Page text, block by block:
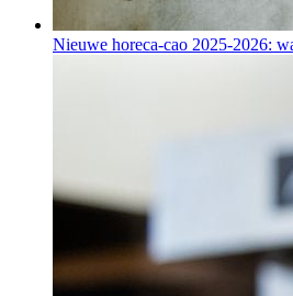
Nieuwe horeca-cao 2025-2026: